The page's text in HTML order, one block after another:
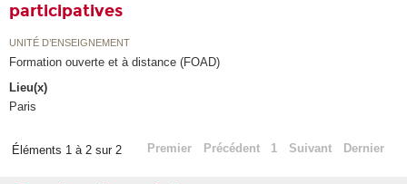
participatives
UNITÉ D’ENSEIGNEMENT
Formation ouverte et à distance (FOAD)
Lieu(x)
Paris
Éléments 1 à 2 sur 2 Premier Précédent 1 Suivant Dernier